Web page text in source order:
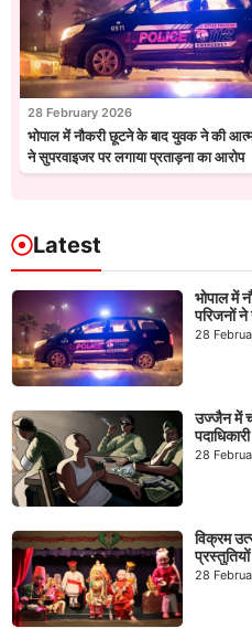
28 February 2026
भोपाल में नौकरी छूटने के बाद युवक ने की
ने सुपरवाइजर पर लगाया प्रताड़ना का आरोप
Latest
भोपाल में
परिजनों
28
उज्जैन में
28
विक्रम
28